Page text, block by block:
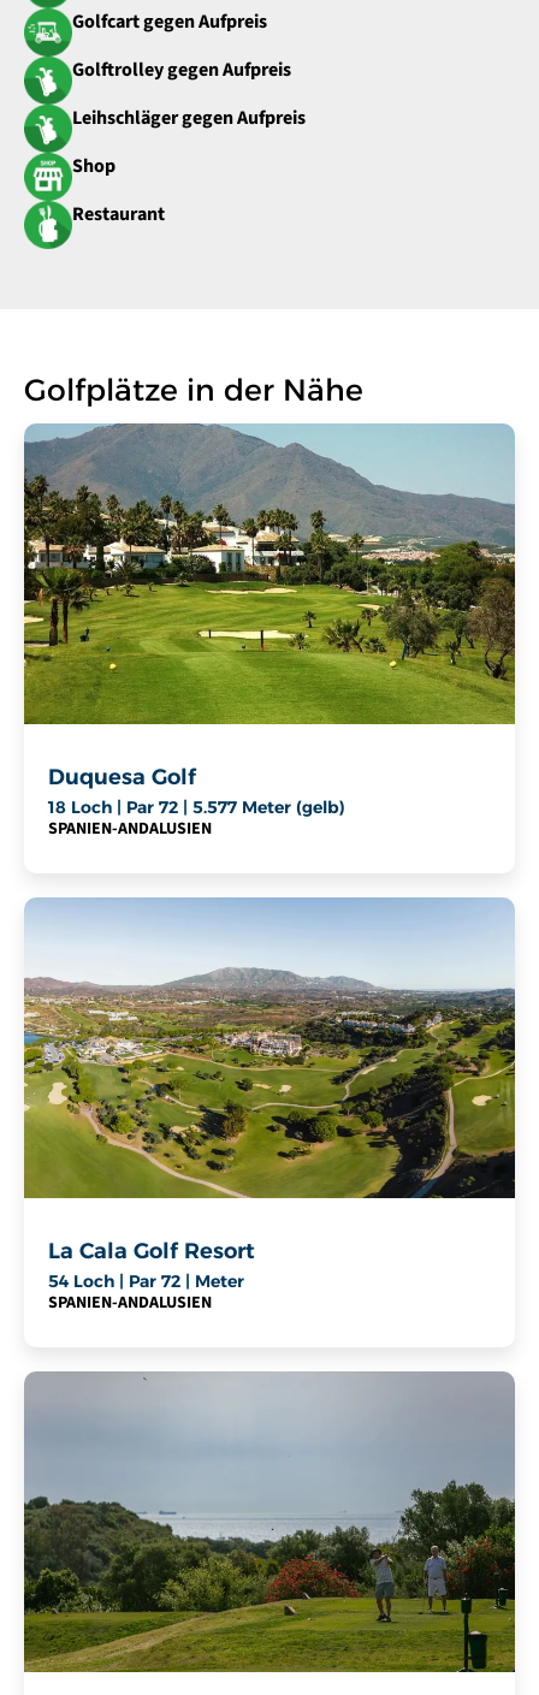
Golfcart gegen Aufpreis
Golftrolley gegen Aufpreis
Leihschläger gegen Aufpreis
Shop
Restaurant
Golfplätze in der Nähe
Duquesa Golf
18 Loch | Par 72 | 5.577 Meter (gelb)
SPANIEN-ANDALUSIEN
La Cala Golf Resort
54 Loch | Par 72 | Meter
SPANIEN-ANDALUSIEN